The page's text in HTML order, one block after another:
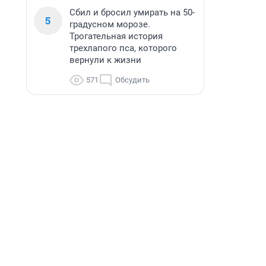
5
Сбил и бросил умирать на 50-
градусном морозе.
Трогательная история
трехлапого пса, которого
вернули к жизни
571 Обсудить